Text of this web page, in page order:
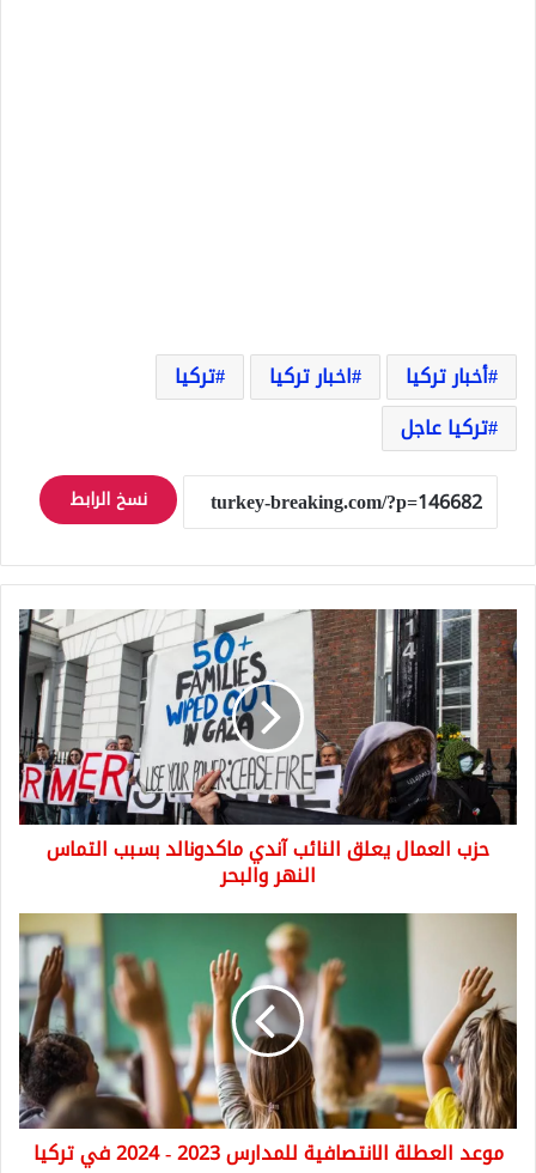
أخبار تركيا اخبار تركيا
تركيا
تركيا عاجل
نسخ الرابط
حزب
العمال
يعلق
النائب
آندي
ماكدونالد
بسبب
التماس
النهر
والبحرحزب العمال يعلق النائب آندي ماكدونالد بسبب التماس
النهر والبحر
الانتصافية
للمدارس
2023
-
2024
في
تركيا
موعد العطلة الانتصافية للمدارس 2023 - 2024 في تركيا